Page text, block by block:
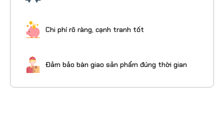
Chi phí rõ ràng, cạnh tranh tốt
Đảm bảo bàn giao sản phẩm đúng thời gian